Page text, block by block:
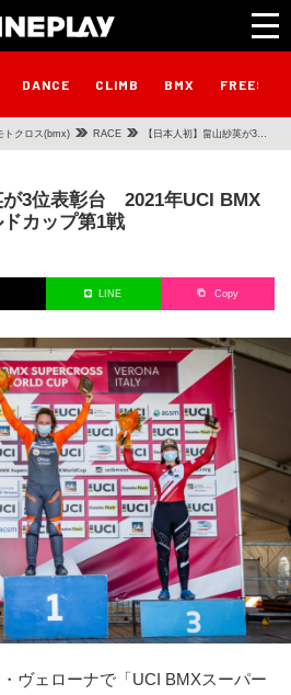
DANCE CLIMB BMX
トクロス(bmx) RACE 【日本人初】畠山紗英が3位
ーパークロスワールドカップ
が3位表彰台 2021年UCI BMX
カップ第1戦
LINE Copy
ヴェローナで「UCI BMXスーパー